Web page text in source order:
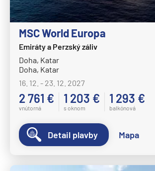
Norwegian Dawn
Norwegian Encore
Norwegian Epic
Norwegian Escape
Norwegian Getaway
Norwegian Jade
Norwegian Jewel
Norwegian Joy
MSC World Europa
Emiráty a Perzský záliv
Doha, Katar
Doha, Katar
16. 12. - 23. 12. 2027
2 761 €
vnútorná
1 203 €
s oknom
1 293 €
balkónová
Detail plavby Mapa